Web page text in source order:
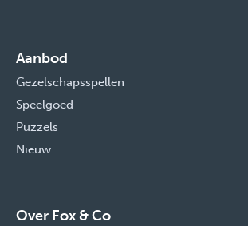
Aanbod
Gezelschapsspellen
Speelgoed
Puzzels
Nieuw
Over Fox & Co